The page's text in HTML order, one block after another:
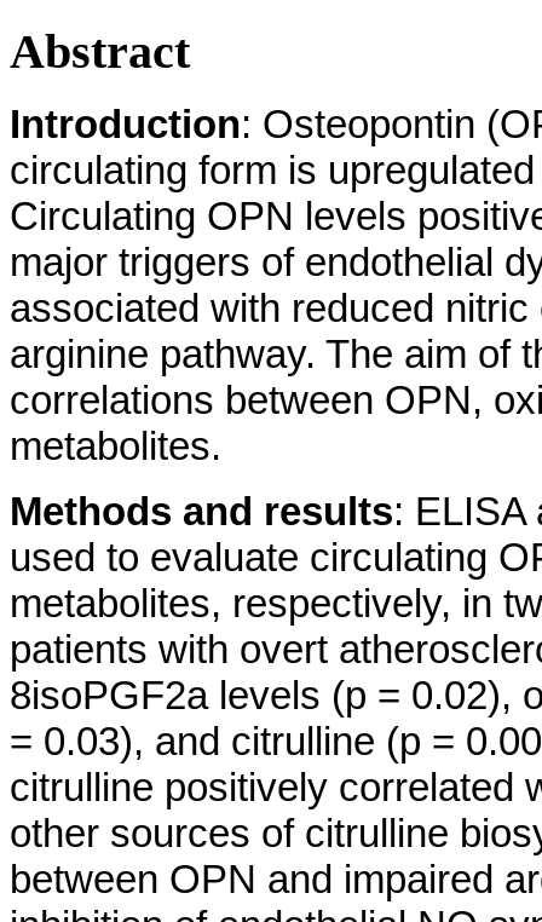
Abstract
Introduction: Osteopontin
circulating form is
Circulating OPN levels
major triggers of endothelial
associated with reduced
arginine pathway. The aim of
correlations between OPN,
metabolites.
Methods and results: ELISA
used to evaluate circulating
metabolites, respectively, in
patients with overt
8isoPGF2a levels (p = 0.02),
= 0.03), and citrulline (p =
citrulline positively correlated
other sources of citrulline
between OPN and impaired